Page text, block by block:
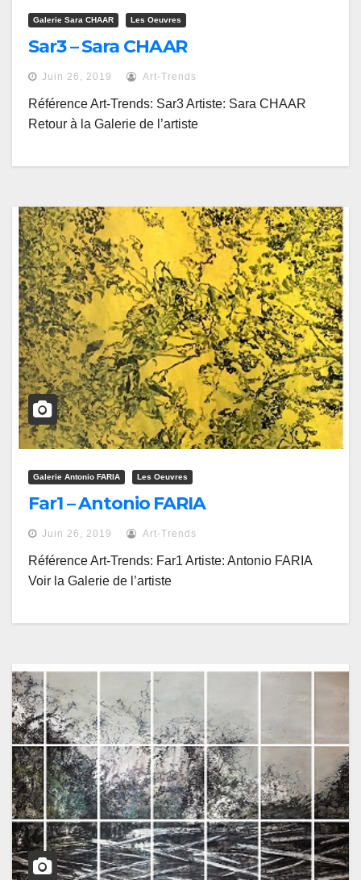
Galerie Sara CHAAR Les Oeuvres
Sar3 – Sara CHAAR
Juin 26, 2019 Art-Trends
Référence Art-Trends: Sar3 Artiste: Sara CHAAR
Retour à la Galerie de l’artiste
Galerie Antonio FARIA Les Oeuvres
Far1 – Antonio FARIA
Juin 26, 2019 Art-Trends
Référence Art-Trends: Far1 Artiste: Antonio FARIA
Voir la Galerie de l’artiste